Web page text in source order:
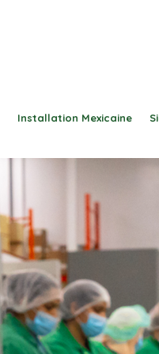
Installation Mexicaine